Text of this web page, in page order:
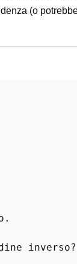
(o
inverso?